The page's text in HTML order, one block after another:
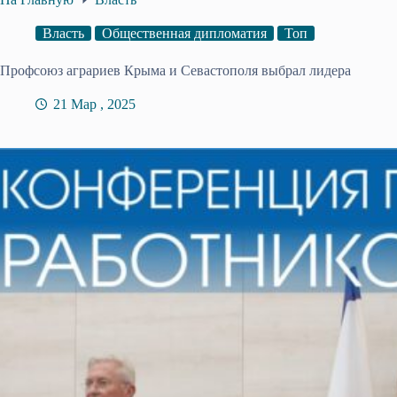
Власть Общественная дипломатия Топ
Профсоюз аграриев Крыма и Севастополя выбрал лидера
21 Мар , 2025